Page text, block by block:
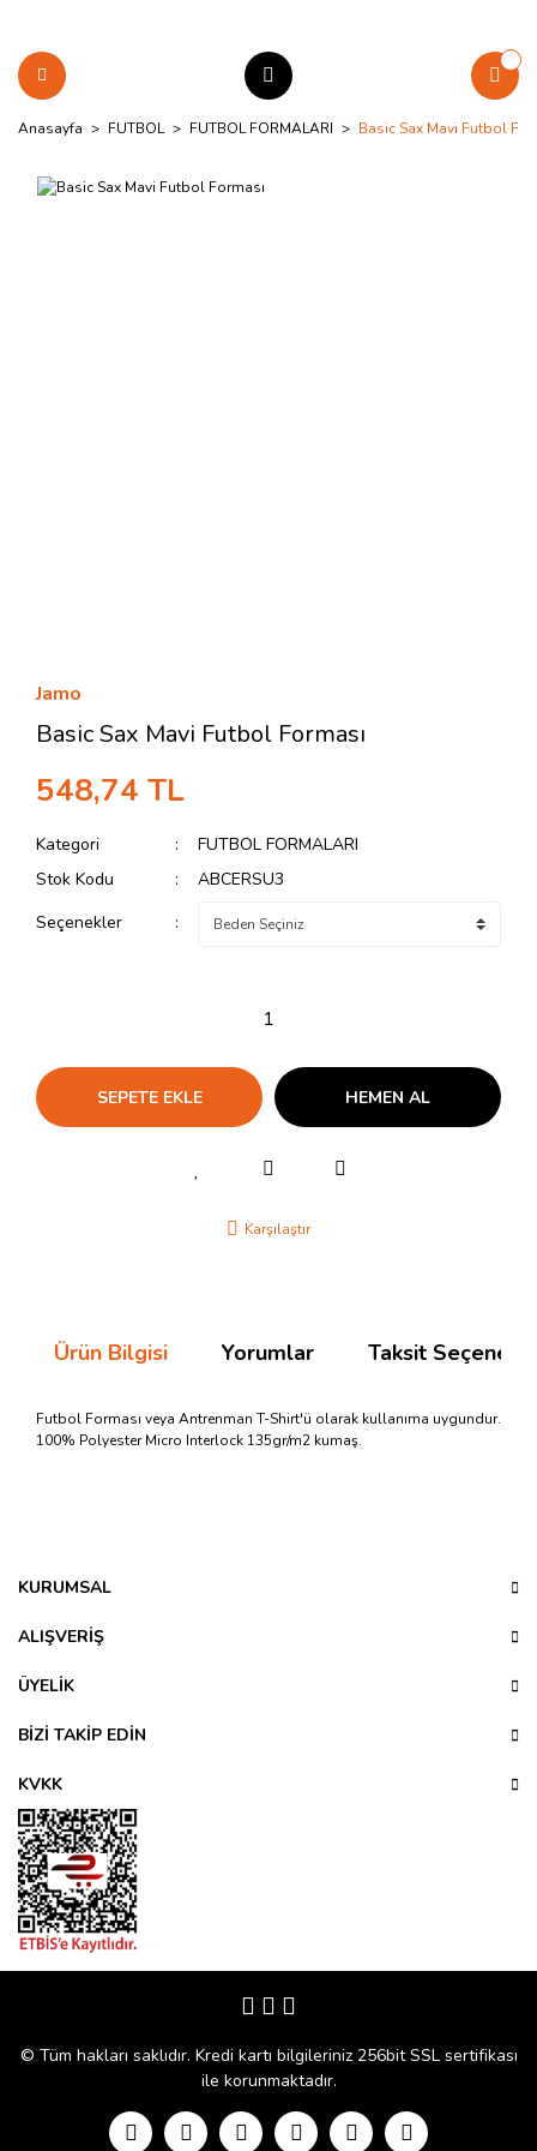
Anasayfa FUTBOL FUTBOL FORMALARI Basic Sax Mavi Futbol
Jamo
Basic Sax Mavi Futbol Forması
548,74 TL
Kategori
FUTBOL FORMALARI
Stok Kodu
ABCERSU3
Seçenekler
SEPETE EKLE HEMEN AL
Karşılaştır
Ürün Bilgisi Yorumlar Taksit
Futbol Forması veya Antrenman T-Shirt'ü olarak kullanıma uygundur.
100% Polyester Micro Interlock 135gr/m2 kumaş.
Ürün resmi kalitesiz, bozuk veya görüntülenemiyor.
Ürün fiyatı diğer sitelerden daha pahalı.
KURUMSAL
ALIŞVERİŞ
ÜYELİK
BİZİ TAKİP EDİN
KVKK
© Tüm hakları saklıdır. Kredi kartı bilgileriniz 256bit SSL sertifikası
ile korunmaktadır.